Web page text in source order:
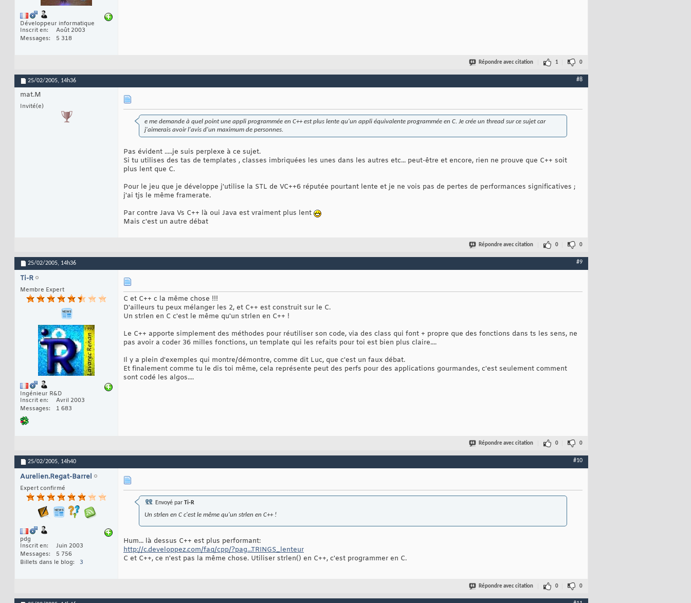
Développeur informatique
Inscrit en
Août 2003
Messages
5 318
Répondre avec citation 1 0
25/02/2005, 14h36 #8
mat.M
Invité(e)
e me demande à quel point une appli programmée en C++ est plus lente qu'un appli équivalente programmée en C. Je crée un thread sur ce sujet car
j'aimerais avoir l'avis d'un maximum de personnes.
Pas évident .....je suis perplexe à ce sujet.
Si tu utilises des tas de templates , classes imbriquées les unes dans les autres etc... peut-être et encore, rien ne prouve que C++ soit
plus lent que C.
Pour le jeu que je développe j'utilise la STL de VC++6 réputée pourtant lente et je ne vois pas de pertes de performances significatives ;
j'ai tjs le même framerate.
Par contre Java Vs C++ là oui Java est vraiment plus lent
Mais c'est un autre débat
Répondre avec citation 0 0
25/02/2005, 14h36 #9
Ti-R
Membre Expert
Ingénieur R&D
Inscrit en
Avril 2003
Messages
1 683
C et C++ c la même chose !!!
D'ailleurs tu peux mélanger les 2, et C++ est construit sur le C.
Un strlen en C c'est le même qu'un strlen en C++ !
Le C++ apporte simplement des méthodes pour réutiliser son code, via des class qui font + propre que des fonctions dans ts les sens, ne
pas avoir a coder 36 milles fonctions, un template qui les refaits pour toi est bien plus claire....
Il y a plein d'exemples qui montre/démontre, comme dit Luc, que c'est un faux débat.
Et finalement comme tu le dis toi même, cela représente peut des perfs pour des applications gourmandes, c'est seulement comment
sont codé les algos....
Répondre avec citation 0 0
25/02/2005, 14h40 #10
Aurelien.Regat-Barrel
Expert confirmé
pdg
Inscrit en
Juin 2003
Messages
5 756
Billets dans le blog
3
Envoyé par Ti-R
Un strlen en C c'est le même qu'un strlen en C++ !
Hum... là dessus C++ est plus performant:
http://c.developpez.com/faq/cpp/?pag...TRINGS_lenteur
C et C++, ce n'est pas la même chose. Utiliser strlen() en C++, c'est programmer en C.
Répondre avec citation 0 0